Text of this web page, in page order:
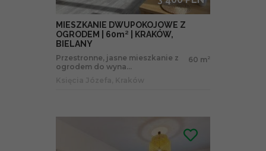
MIESZKANIE DWUPOKOJOWE Z
OGRODEM | 60m² | KRAKÓW,
BIELANY
Przestronne, jasne mieszkanie z
ogrodem do wyna...
60 m 2